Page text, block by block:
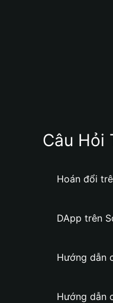
Câu Hỏi
Hoán đổi
DApp trên
Hướng dẫn
Hướng dẫn